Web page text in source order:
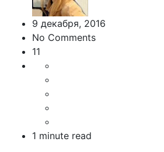
9 декабря, 2016
No Comments
11
1 minute read